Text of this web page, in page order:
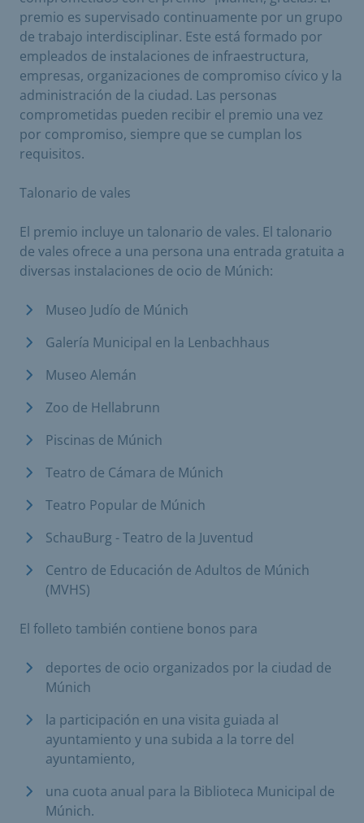
premio es supervisado continuamente por un grupo
de trabajo interdisciplinar. Este está formado por
empleados de instalaciones de infraestructura,
empresas, organizaciones de compromiso cívico y la
administración de la ciudad. Las personas
comprometidas pueden recibir el premio una vez
por compromiso, siempre que se cumplan los
requisitos.
Talonario de vales
El premio incluye un talonario de vales. El talonario
de vales ofrece a una persona una entrada gratuita a
diversas instalaciones de ocio de Múnich:
Museo Judío de Múnich
Galería Municipal en la Lenbachhaus
Museo Alemán
Zoo de Hellabrunn
Piscinas de Múnich
Teatro de Cámara de Múnich
Teatro Popular de Múnich
SchauBurg - Teatro de la Juventud
Centro de Educación de Adultos de Múnich
(MVHS)
El folleto también contiene bonos para
deportes de ocio organizados por la ciudad de
Múnich
la participación en una visita guiada al
ayuntamiento y una subida a la torre del
ayuntamiento,
una cuota anual para la Biblioteca Municipal de
Múnich.